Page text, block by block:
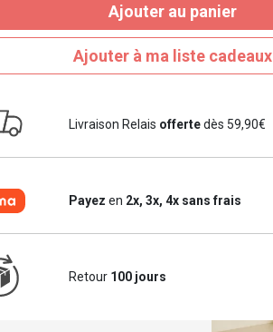
Ajouter au panier
Ajouter à ma liste cadeaux
Livraison Relais offertedès 59,90€
Payez en 2x, 3x, 4x sans frais
Retour 100 jours